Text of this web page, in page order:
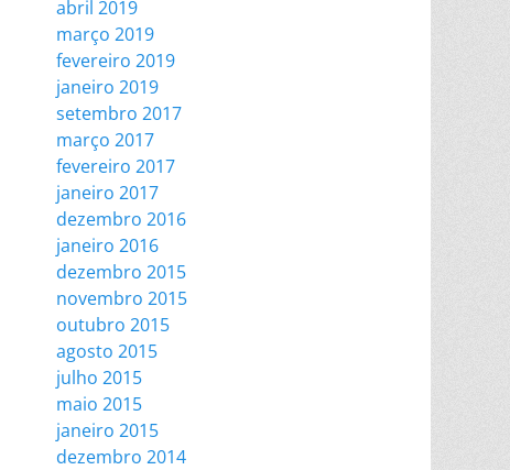
abril 2019
março 2019
fevereiro 2019
janeiro 2019
setembro 2017
março 2017
fevereiro 2017
janeiro 2017
dezembro 2016
janeiro 2016
dezembro 2015
novembro 2015
outubro 2015
agosto 2015
julho 2015
maio 2015
janeiro 2015
dezembro 2014